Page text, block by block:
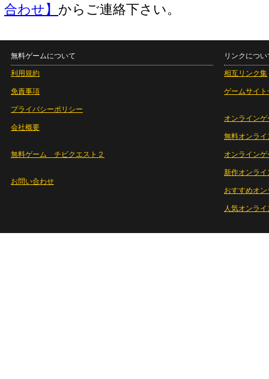
合わせ】 からご連絡下さい。
無料ゲームについて
利用規約
免責事項
プライバシーポリシー
会社概要
無料ゲーム チビクエスト２
お問い合わせ
リンクについ
相互リンク集
ゲームサイト
オンラインゲ
無料オンライ
オンライン
新作オンライ
おすすめオ
人気オンラ